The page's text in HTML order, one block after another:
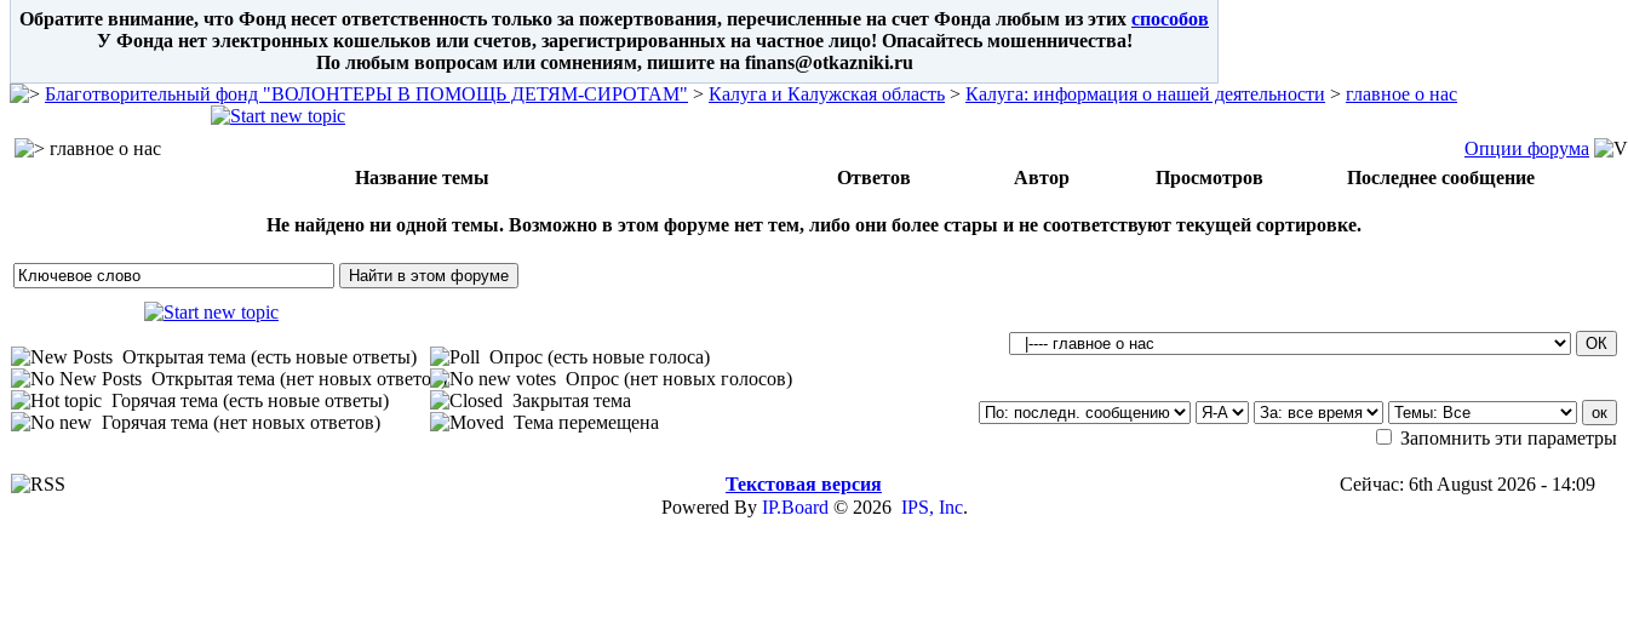
Обратите внимание, что Фонд несет ответственность только за пожертвования, перечисленные на счет Фонда любым из этих способов
У Фонда нет электронных кошельков или счетов, зарегистрированных на частное лицо! Опасайтесь мошенничества!
По любым вопросам или сомнениям, пишите на finans@otkazniki.ru
Благотворительный фонд "ВОЛОНТЕРЫ В ПОМОЩЬ ДЕТЯМ-СИРОТАМ" > Калуга и Калужская область > Калуга: информация о нашей деятельности > главное о нас
главное о нас
Опции форума
Название темы
Ответов Автор Просмотров Последнее сообщение
Не найдено ни одной темы. Возможно в этом форуме нет тем, либо они более стары и не соответствуют текущей сортировке.
Открытая тема (есть новые ответы)
Открытая тема (нет новых ответов)
Горячая тема (есть новые ответы)
Горячая тема (нет новых ответов)
Опрос (есть новые голоса)
Опрос (нет новых голосов)
Закрытая тема
Тема перемещена
Запомнить эти параметры
Текстовая версия
Сейчас: 6th August 2026 - 14:09
Powered By IP.Board © 2026 IPS, Inc.